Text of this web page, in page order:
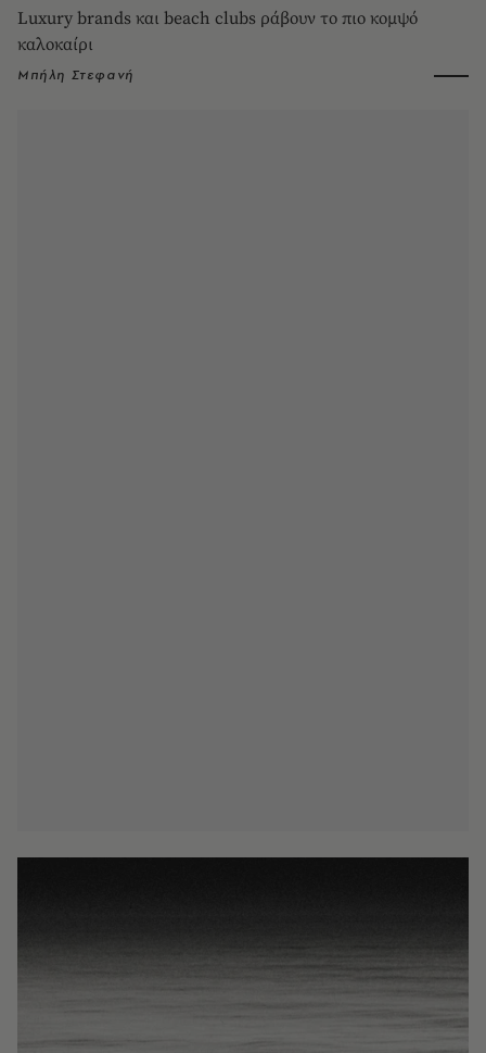
Luxury brands και beach clubs ράβουν το πιο κομψό
καλοκαίρι
Μπήλη Στεφανή